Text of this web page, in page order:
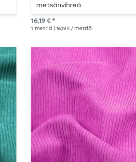
metsänvihreä
16,19 € *
1 metriä | 16,19 € / metriä